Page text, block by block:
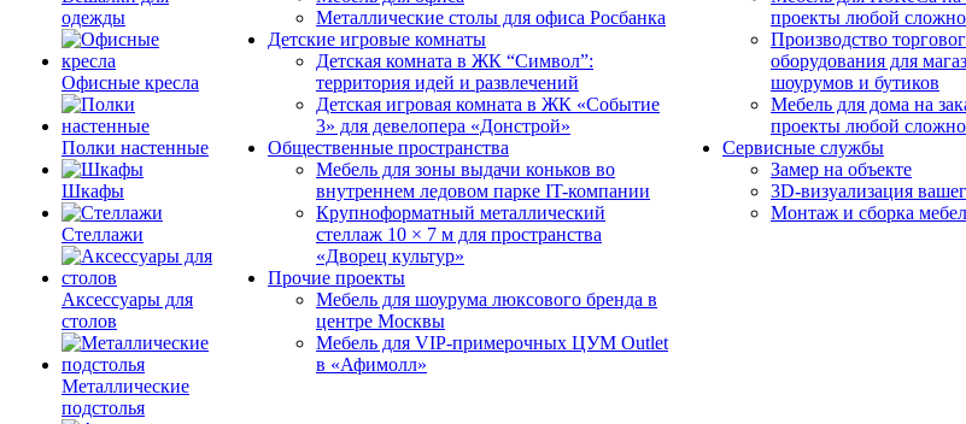
одежды
Офисные кресла
Полки настенные
Шкафы
Стеллажи
Аксессуары для
столов
Металлические
подстолья
Металлические столы для офиса Росбанка
Детские игровые комнаты
Детская комната в ЖК “Символ”:
территория идей и развлечений
Детская игровая комната в ЖК «Событие
3» для девелопера «Донстрой»
Общественные пространства
Мебель для зоны выдачи коньков во
внутреннем ледовом парке IT-компании
Крупноформатный металлический
стеллаж 10 × 7 м для пространства
«Дворец культур»
Прочие проекты
Мебель для шоурума люксового бренда в
центре Москвы
Мебель для VIP-примерочных ЦУМ Outlet
в «Афимолл»
проекты любой
Производство
оборудования для
шоурумов и бутиков
Мебель для дома на
проекты любой
Сервисные службы
Замер на объекте
3D-визуализация
Монтаж и сборка